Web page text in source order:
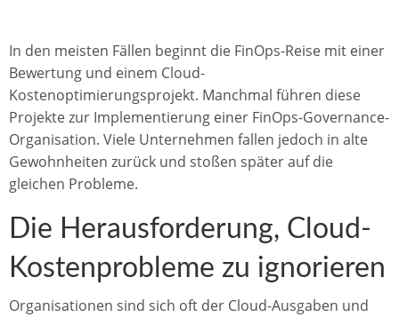
In den meisten Fällen beginnt die FinOps-Reise mit einer
Bewertung und einem Cloud-
Kostenoptimierungsprojekt. Manchmal führen diese
Projekte zur Implementierung einer FinOps-Governance-
Organisation. Viele Unternehmen fallen jedoch in alte
Gewohnheiten zurück und stoßen später auf die
gleichen Probleme.
Die Herausforderung, Cloud-
Kostenprobleme zu ignorieren
Organisationen sind sich oft der Cloud-Ausgaben und